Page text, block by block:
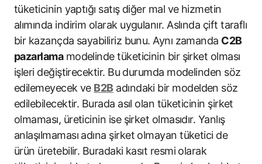
tüketicinin yaptığı satış diğer mal ve hizmetin
alımında indirim olarak uygulanır. Aslında çift taraflı
bir kazançda sayabiliriz bunu. Aynı zamanda C2B
pazarlamamodelinde tüketicinin bir şirket olması
işleri değiştirecektir. Bu durumda modelinden söz
edilemeyecek ve B2Badındaki bir modelden söz
edilebilecektir. Burada asıl olan tüketicinin şirket
olmaması, üreticinin ise şirket olmasıdır. Yanlış
anlaşılmaması adına şirket olmayan tüketici de
ürün üretebilir. Buradaki kasıt resmi olarak